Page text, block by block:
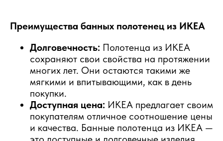
Преимущества банных полотенец из ИКЕА
Долговечность: Полотенца из ИКЕА
сохраняют свои свойства на протяжении
многих лет. Они остаются такими же
мягкими и впитывающими, как в день
покупки.
Доступная цена: ИКЕА предлагает своим
покупателям отличное соотношение цены
и качества. Банные полотенца из ИКЕА —